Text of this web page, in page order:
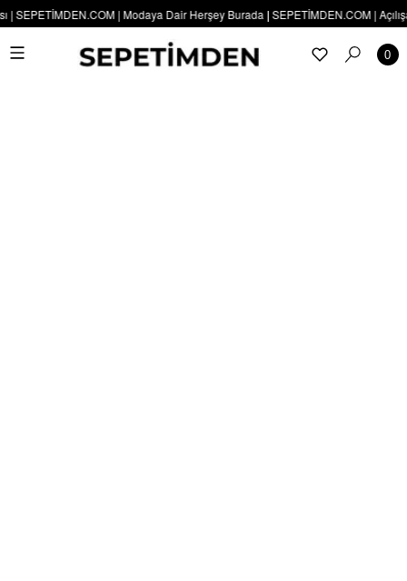
SEPETİMDEN.COM | Modaya Dair Herşey Burada | SEPETİMDEN.COM |
0